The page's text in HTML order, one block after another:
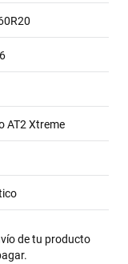
AT2 Xtreme
de tu producto